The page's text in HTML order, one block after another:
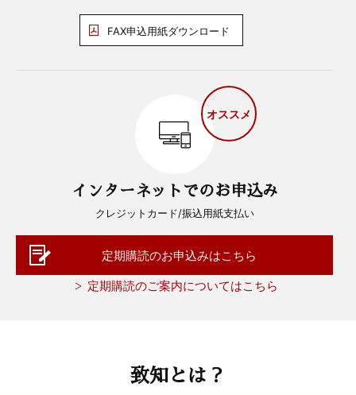
FAX申込用紙ダウンロード
オススメ
インターネットでのお申込み
クレジットカード/振込用紙支払い
定期購読のお申込みはこちら
定期購読のご案内についてはこちら
致知とは？